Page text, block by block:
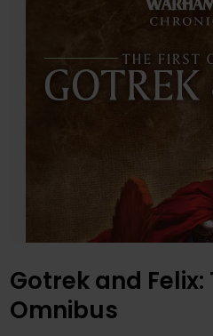
Gotrek and Felix:
Omnibus